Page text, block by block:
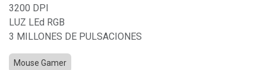
3200 DPI
LUZ LEd RGB
3 MILLONES DE PULSACIONES
Mouse Gamer